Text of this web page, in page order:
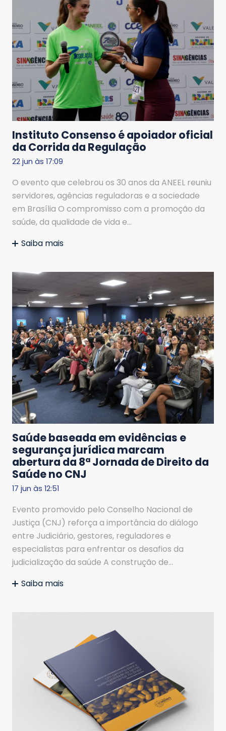
Instituto Consenso é apoiador oficial
da Corrida da Regulação
22 jun às 17:09
O evento que celebrou os 30 anos da ANEEL reuniu
servidores, agências reguladoras e a sociedade
em Brasília O compromisso com a promoção da
saúde, da qualidade de vida e…
Saiba mais
Saúde baseada em evidências e
segurança jurídica marcam
abertura da 8ª Jornada de Direito da
Saúde no CNJ
17 jun às 12:51
Evento promovido pelo Conselho Nacional de
Justiça (CNJ) reforça a importância do diálogo
entre Judiciário, gestores, reguladores e
especialistas para enfrentar os desafios da
judicialização da saúde A construção de…
Saiba mais